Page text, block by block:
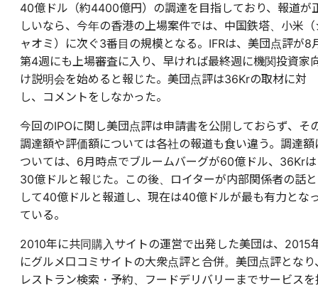
40億ドル（約4400億円）の調達を目指しており、報道が
しいなら、今年の香港の上場案件では、中国鉄塔、小米（
ャオミ）に次ぐ3番目の規模となる。IFRは、美団点評が8
第4週にも上場審査に入り、早ければ最終週に機関投資家
け説明会を始めると報じた。美団点評は36Krの取材に対
し、コメントをしなかった。
今回のIPOに関し美団点評は申請書を公開しておらず、そ
調達額や評価額については各社の報道も食い違う。調達額
ついては、6月時点でブルームバーグが60億ドル、36Krは
30億ドルと報じた。この後、ロイターが内部関係者の話と
して40億ドルと報道し、現在は40億ドルが最も有力とな
ている。
2010年に共同購入サイトの運営で出発した美団は、2015
にグルメ口コミサイトの大衆点評と合併。美団点評となり
レストラン検索・予約、フードデリバリーまでサービスを